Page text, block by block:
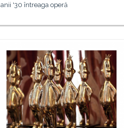
anii '30 întreaga operă